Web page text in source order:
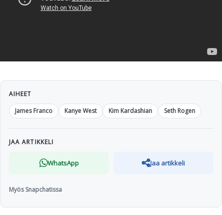
AIHEET
James Franco
Kanye West Kim Kardashian Seth Rogen
JAA ARTIKKELI
WhatsApp Jaa artikkeli
Myös Snapchatissa